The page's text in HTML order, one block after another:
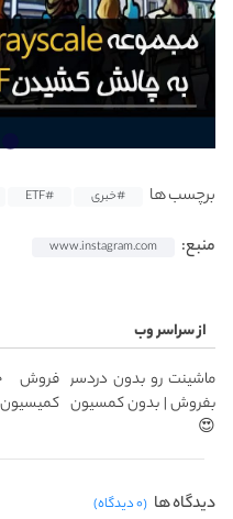
برچسب ها #خبری #ETF
منبع: www.instagram.com
از سراسر وب
ماشینت رو بدون دردسر
بفروش | بدون کمسیون
😍
فروش
دیدگاه ها (۰ دیدگاه)